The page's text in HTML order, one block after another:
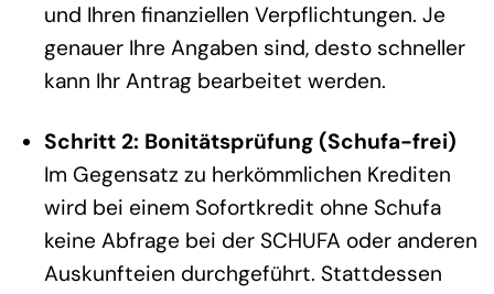
und Ihren finanziellen Verpflichtungen. Je
genauer Ihre Angaben sind, desto schneller
kann Ihr Antrag bearbeitet werden.
Schritt 2: Bonitätsprüfung (Schufa-frei)
Im Gegensatz zu herkömmlichen Krediten
wird bei einem Sofortkredit ohne Schufa
keine Abfrage bei der SCHUFA oder anderen
Auskunfteien durchgeführt. Stattdessen